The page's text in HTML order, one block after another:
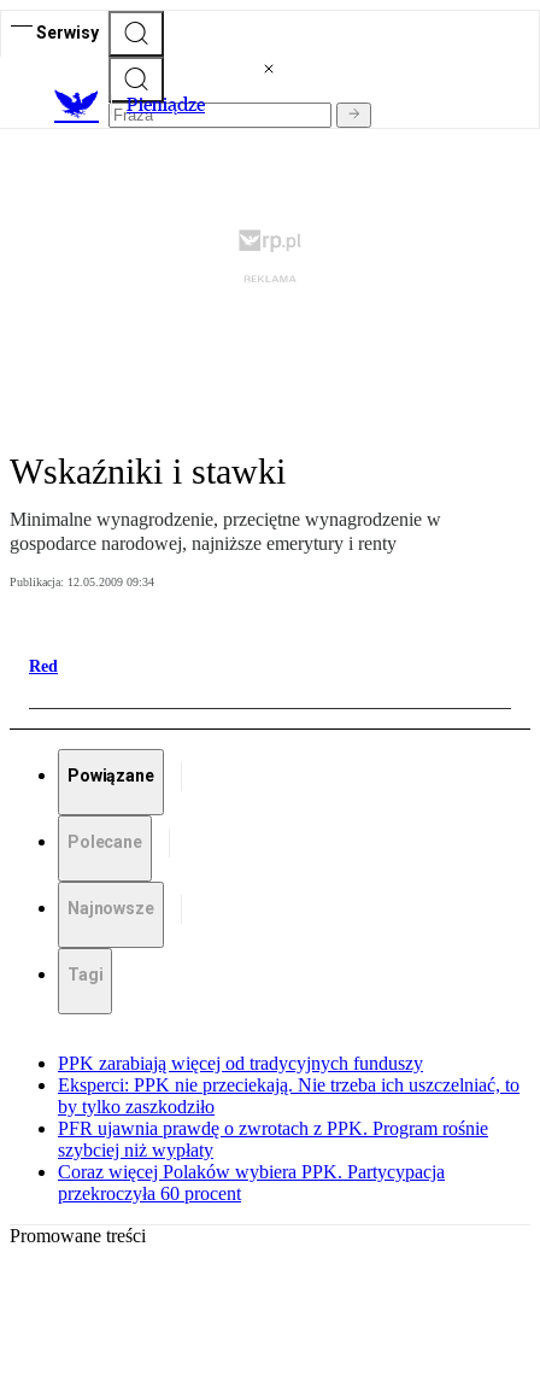
Serwisy
Pieniądze
Wskaźniki i stawki
Minimalne wynagrodzenie, przeciętne wynagrodzenie w
gospodarce narodowej, najniższe emerytury i renty
Publikacja: 12.05.2009 09:34
Red
Powiązane
Polecane
Najnowsze
Tagi
PPK zarabiają więcej od tradycyjnych funduszy
Eksperci: PPK nie przeciekają. Nie trzeba ich uszczelniać, to
by tylko zaszkodziło
PFR ujawnia prawdę o zwrotach z PPK. Program rośnie
szybciej niż wypłaty
Coraz więcej Polaków wybiera PPK. Partycypacja
przekroczyła 60 procent
Promowane treści